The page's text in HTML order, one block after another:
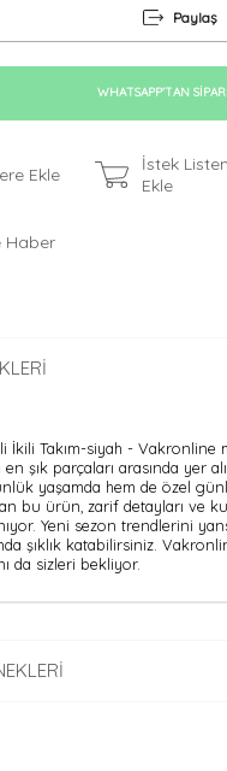
Paylaş
WHATSAPP'TAN
Ekle
İstek
Ekle
Haber
İkili Takım-siyah -
şık parçaları arasında yer
yaşamda hem de özel
bu ürün, zarif detayları ve
Yeni sezon trendlerini
şıklık katabilirsiniz.
da sizleri bekliyor.